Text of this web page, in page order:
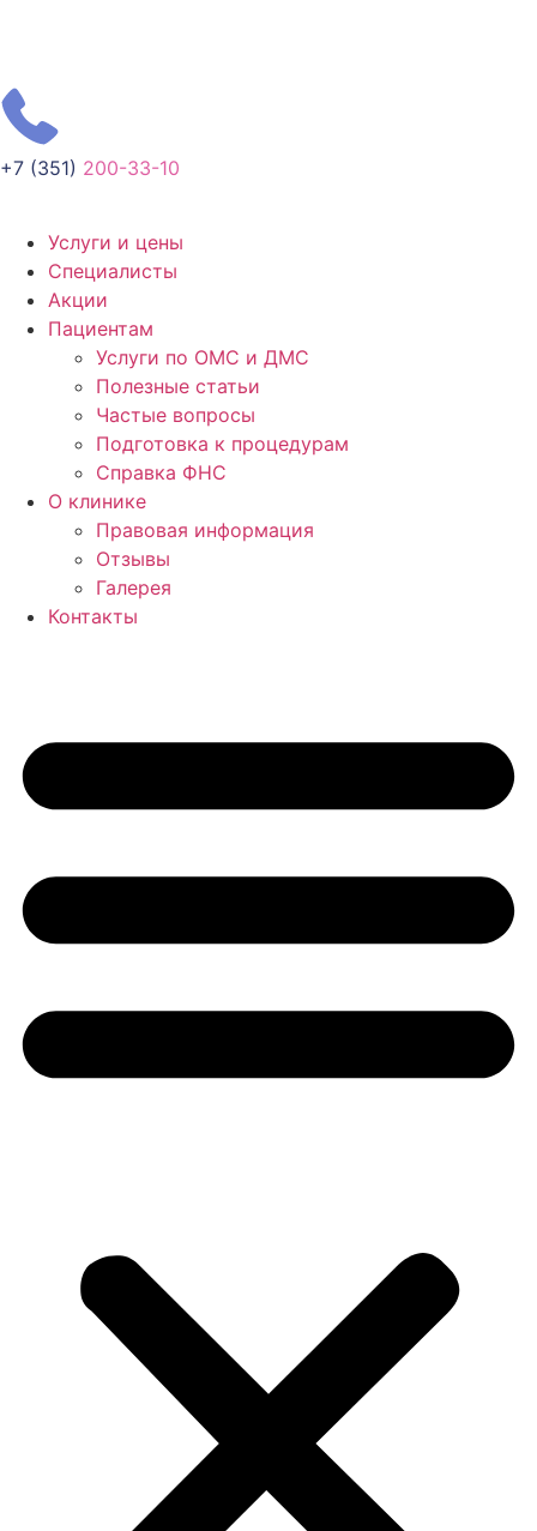
+7 (351) 200-33-10
Услуги и цены
Специалисты
Акции
Пациентам
Услуги по ОМС и ДМС
Полезные статьи
Частые вопросы
Подготовка к процедурам
Справка ФНС
О клинике
Правовая информация
Отзывы
Галерея
Контакты